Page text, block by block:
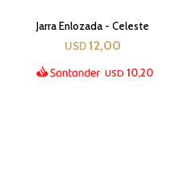
Jarra Enlozada - Celeste
USD 12,00
USD 10,20